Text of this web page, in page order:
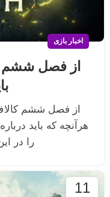
اخبار بازی
از فصل ششم
از فصل ششم کالاف
هرآنچه که باید
را در
11